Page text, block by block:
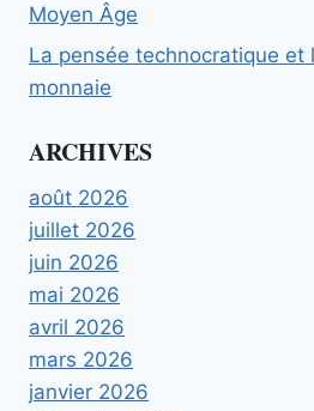
Moyen Âge
La pensée technocratique et
monnaie
ARCHIVES
août 2026
juillet 2026
juin 2026
mai 2026
avril 2026
mars 2026
janvier 2026